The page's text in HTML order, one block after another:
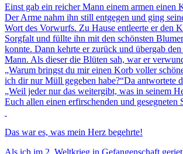
Einst gab ein reicher Mann einem armen einen
Der Arme nahm ihn still entgegen und ging
Wort des Vorwurfs. Zu Hause entleerte er den
Sorgfalt und füllte ihn mit den schönsten
konnte. Dann kehrte er zurück und übergab
Mann. Als dieser die Blüten sah, war er
„Warum bringst du mir einen Korb voller
ich dir nur Müll gegeben habe?“Da antwortete
„Weil jeder nur das weitergibt, was in seinem
Euch allen einen erfirschenden und gesegneten
Das war es, was mein Herz begehrte!
Als ich im 2. Weltkrieg in Gefangenschaft